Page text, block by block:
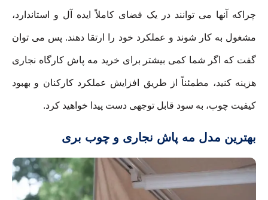
چراکه آنها می توانند در یک فضای کاملاً ایده آل و استاندارد،
مشغول به کار شوند و عملکرد خود را ارتقا دهند. پس می توان
گفت که اگر شما کمی بیشتر برای خرید مه پاش کارگاه نجاری
هزینه کنید، مطمئناً از طریق افزایش عملکرد کارکنان و بهبود
کیفیت چوب، به سود قابل توجهی دست پیدا خواهید کرد.
بهترین مدل مه پاش نجاری و چوب بری